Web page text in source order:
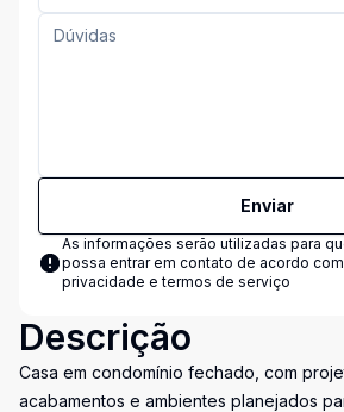
Enviar
As informações serão utilizadas para
possa entrar em contato de acordo
privacidade e termos de serviço
Descrição
Casa em condomínio fechado, com
acabamentos e ambientes planejados